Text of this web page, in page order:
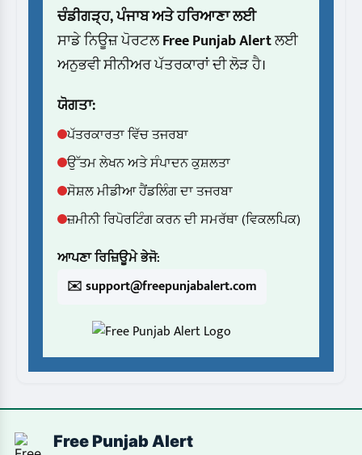
ਚੰਡੀਗੜ੍ਹ, ਪੰਜਾਬ ਅਤੇ ਹਰਿਆਣਾ ਲਈ
ਸਾਡੇ ਨਿਊਜ਼ ਪੋਰਟਲFree Punjab Alertਲਈ
ਅਨੁਭਵੀ ਸੀਨੀਅਰ ਪੱਤਰਕਾਰਾਂ ਦੀ ਲੋੜ ਹੈ।
ਯੋਗਤਾ:
ਪੱਤਰਕਾਰਤਾ ਵਿੱਚ ਤਜਰਬਾ
ਉੱਤਮ ਲੇਖਨ ਅਤੇ ਸੰਪਾਦਨ ਕੁਸ਼ਲਤਾ
ਸੋਸ਼ਲ ਮੀਡੀਆ ਹੈਂਡਲਿੰਗ ਦਾ ਤਜਰਬਾ
ਜ਼ਮੀਨੀ ਰਿਪੋਰਟਿੰਗ ਕਰਨ ਦੀ ਸਮਰੱਥਾ (ਵਿਕਲਪਿਕ)
ਆਪਣਾ ਰਿਜ਼ਿਊਮੇ ਭੇਜੋ:
✉️ support@freepunjabalert.com
Free Punjab Alert